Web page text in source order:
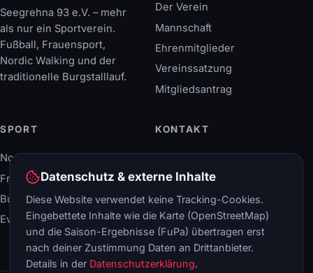
Seegrehna 93 e.V. – mehr
als nur ein Sportverein.
Fußball, Frauensport,
Nordic Walking und der
traditionelle Burgstalllauf.
Der Verein
Mannschaft
Ehrenmitglieder
Vereinssatzung
Mitgliedsantrag
SPORT
Nordic Walking
Frauensport
Burgstalllauf
Events & Termine
KONTAKT
Breitscheidstraße 40
06886 Lutherstadt
+49 (34 91) 408 66-0
info@svs93.de
Datenschutz & externe Inhalte
Diese Website verwendet keine Tracking-Cookies.
Eingebettete Inhalte wie die Karte (OpenStreetMap)
und die Saison-Ergebnisse (FuPa) übertragen erst
nach deiner Zustimmung Daten an Drittanbieter.
Details in der Datenschutzerklärung.